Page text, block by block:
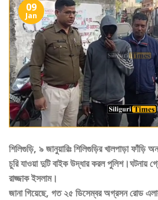
09
Jan
শিলিগুড়ি, ৯ জানুয়ারিঃ শিলিগুড়ির খালপাড়া
চুরি যাওয়া দুটি বাইক উদ্ধার করল পুলিশ।ঘটনায়
রাজ্জাক ইসলাম।
জানা গিয়েছে, গত ২৫ ডিসেম্বর অগ্রসন রোড